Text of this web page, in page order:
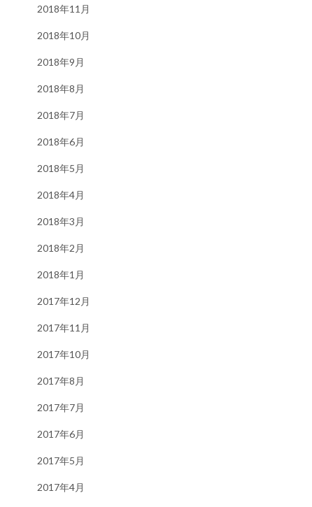
2018年11月
2018年10月
2018年9月
2018年8月
2018年7月
2018年6月
2018年5月
2018年4月
2018年3月
2018年2月
2018年1月
2017年12月
2017年11月
2017年10月
2017年8月
2017年7月
2017年6月
2017年5月
2017年4月